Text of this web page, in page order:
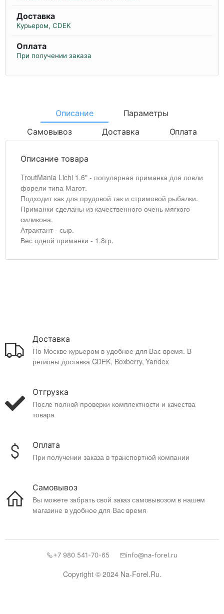
Доставка
Курьером, CDEK
Оплата
При получении заказа
Описание
Параметры
Самовывоз
Доставка Оплата
Описание товара
TroutMania Lichi 1.6" - популярная приманка для ловли
форели типа Магот.
Подходит как для прудовой так и стримовой рыбалки.
Приманки сделаны из качественного очень мягкого
силикона.
Атрактант - сыр.
Вес одной приманки - 1.8гр.
Доставка
По Москве курьером в удобное для Вас время. В
регионы доставка CDEK, Boxberry, Yandex
Отгрузка
После полной проверки комплектности и качества
товара
Оплата
При получении заказа в транспортной компании
Самовывоз
Вы можете забрать свой заказ самовывозом в нашем
магазине в удобное для Вас время
Copyright © 2024 Na-Forel.Ru.
+7 980 541-70-65 info@na-forel.ru